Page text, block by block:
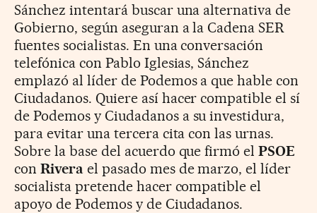
Sánchez intentará buscar una alternativa de
Gobierno, según aseguran a la Cadena SER
fuentes socialistas. En una conversación
telefónica con Pablo Iglesias, Sánchez
emplazó al líder de Podemos a que hable con
Ciudadanos. Quiere así hacer compatible el sí
de Podemos y Ciudadanos a su investidura,
para evitar una tercera cita con las urnas.
Sobre la base del acuerdo que firmó elPSOE
con Rivera el pasado mes de marzo, el líder
socialista pretende hacer compatible el
apoyo de Podemos y de Ciudadanos.